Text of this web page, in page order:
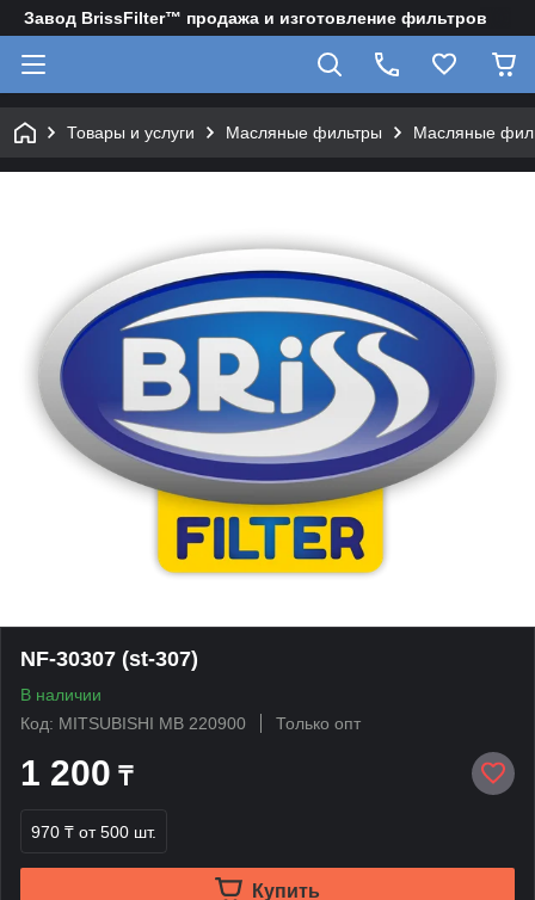
Завод BrissFilter™ продажа и изготовление фильтров
Товары и услуги Масляные фильтры Масляные
NF-30307 (st-307)
В наличии
Код: MITSUBISHI MB 220900
Только опт
1 200 ₸
970 ₸ от 500 шт.
Купить